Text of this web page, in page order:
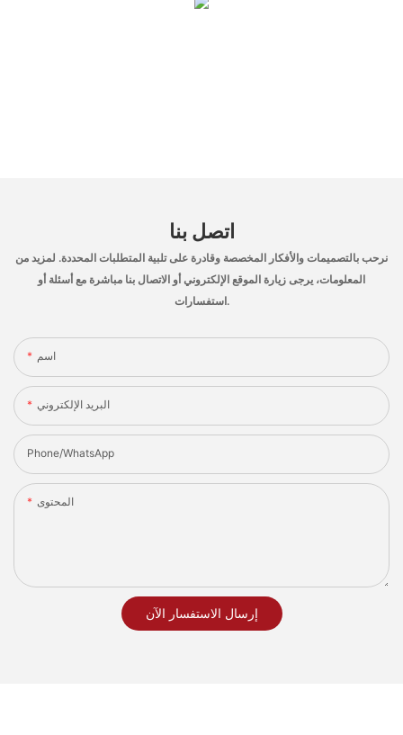
اتصل بنا
نرحب بالتصميمات والأفكار المخصصة وقادرة على تلبية المتطلبات المحددة. لمزيد من
المعلومات، يرجى زيارة الموقع الإلكتروني أو الاتصال بنا مباشرة مع أسئلة أو
استفسارات.
اسم
البريد الإلكتروني
Phone/whatsApp
المحتوى
إرسال الاستفسار الآن